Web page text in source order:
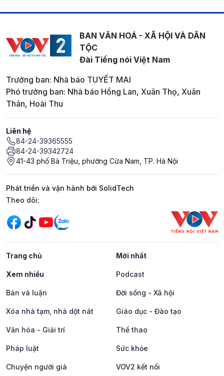
BAN VĂN HOÁ - XÃ HỘI VÀ DÂN
TỘC
Đài Tiếng nói Việt Nam
Trưởng ban: Nhà báo TUYẾT MAI
Phó trưởng ban: Nhà báo Hồng Lan, Xuân Thọ, Xuân
Thân, Hoài Thu
Liên hệ
84-24-39365555
84-24-39342724
41-43 phố Bà Triệu, phường Cửa Nam, TP. Hà Nội
Phát triển và vận hành bởi SolidTech
Mạng xã hội
Theo dõi:
Trang chủ Mới nhất
Xem nhiều Podcast
Bàn và luận Đời sống - Xã hội
Xóa nhà tạm, nhà dột nát Giáo dục - Đào tạo
Văn hóa - Giải trí Thể thao
Pháp luật Sức khỏe
Chuyện người già VOV2 kết nối